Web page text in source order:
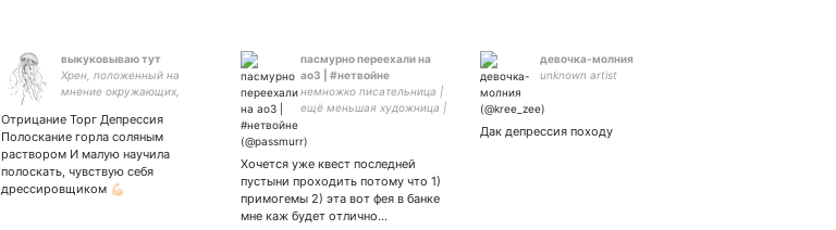
выкуковываю тут
Хрен, положенный на
мнение окружающих,
счастливую жизнь.
Отрицание Торг Депрессия
Полоскание горла соляным
раствором И малую научила
полоскать, чувствую себя
дрессировщиком 💪🏻
пасмурно переехали на
ао3 | #нетвойне
немножко писательница |
ещё меньшая художница |
периодически падаю в
Хочется уже квест последней
пустыни проходить потому что 1)
примогемы 2) эта вот фея в банке
мне каж будет отлично…
девочка-молния
unknown artist
Дак депрессия походу